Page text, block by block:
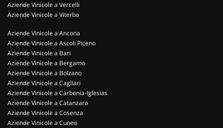
Aziende Vinicole a Vercelli
Aziende Vinicole a Viterbo
Aziende Vinicole a Ancona
Aziende Vinicole a Ascoli Piceno
Aziende Vinicole a Bari
Aziende Vinicole a Bergamo
Aziende Vinicole a Bolzano
Aziende Vinicole a Cagliari
Aziende Vinicole a Carbonia-Iglesias
Aziende Vinicole a Catanzaro
Aziende Vinicole a Cosenza
Aziende Vinicole a Cuneo